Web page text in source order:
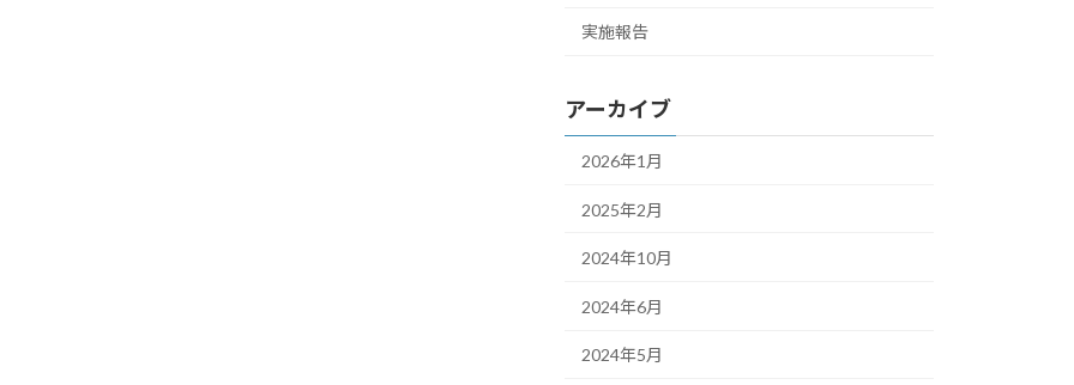
実施報告
アーカイブ
2026年1月
2025年2月
2024年10月
2024年6月
2024年5月